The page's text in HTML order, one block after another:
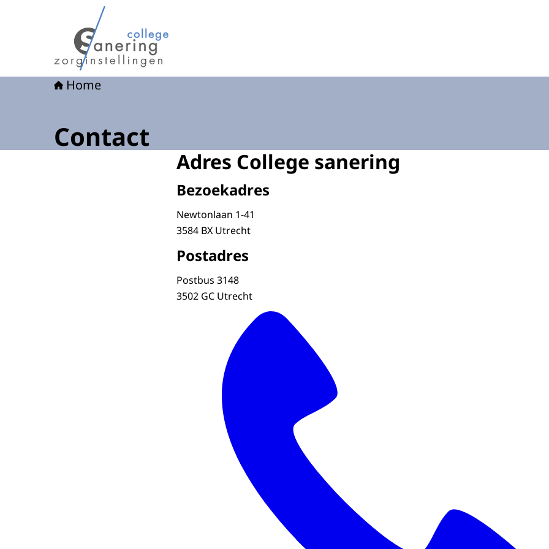
Naar de homepage van College sanering - Een zelfstandig bestuursorgaan op het terrein van de
Home
Contact
Adres College sanering
Bezoekadres
Newtonlaan 1-41
3584 BX Utrecht
Postadres
Postbus 3148
3502 GC Utrecht